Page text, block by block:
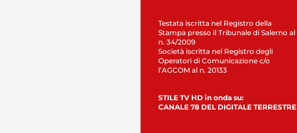
Testata iscritta nel Registro della
Stampa presso il Tribunale di Salerno al
n. 34/2009
Società iscritta nel Registro degli
Operatori di Comunicazione c/o
l’AGCOM al n. 20133
STILE TV HD in onda su:
CANALE 78 DEL DIGITALE TERRESTRE